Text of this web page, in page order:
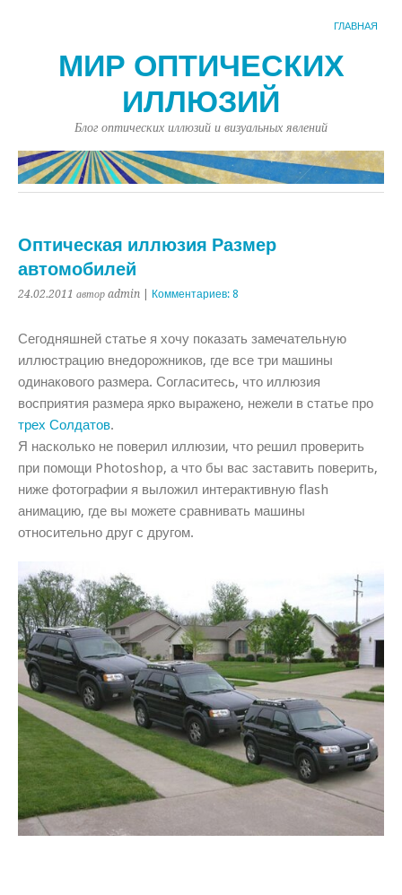
ГЛАВНАЯ
МИР ОПТИЧЕСКИХ
ИЛЛЮЗИЙ
Блог оптических иллюзий и визуальных явлений
Оптическая иллюзия Размер
автомобилей
24.02.2011 автор admin Комментариев: 8
Сегодняшней статье я хочу показать замечательную
иллюстрацию внедорожников, где все три машины
одинакового размера. Согласитесь, что иллюзия
восприятия размера ярко выражено, нежели в статье про
трех Солдатов.
Я насколько не поверил иллюзии, что решил проверить
при помощи Photoshop, а что бы вас заставить поверить,
ниже фотографии я выложил интерактивную flash
анимацию, где вы можете сравнивать машины
относительно друг с другом.